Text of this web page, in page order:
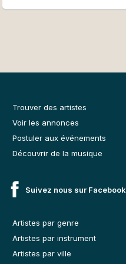
Trouver des artistes
Voir les annonces
Postuler aux événements
Découvrir de la musique
Suivez nous sur Facebook
Artistes par genre
Artistes par instrument
Artistes par ville